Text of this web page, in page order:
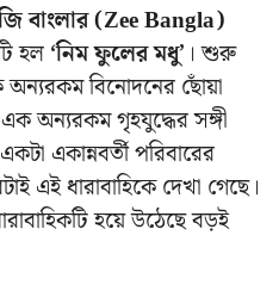
বাংলার (Zee Bangla)
হল‘নিম ফুলের মধু’ । শুরু
অন্যরকম বিনোদনের ছোঁয়া
অন্যরকম গৃহযুদ্ধের সঙ্গী
একান্নবর্তী পরিবারের
এই ধারাবাহিকে দেখা গেছে।
হয়ে উঠেছে বড়ই